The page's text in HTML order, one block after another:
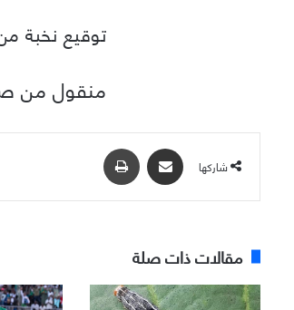
توقيع نخبة
منقول من
شاركها
مشاركة عبر البريد
مقالات ذات صلة